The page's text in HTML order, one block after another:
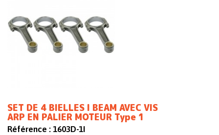
SET DE 4 BIELLES I BEAM AVEC VIS
ARP EN PALIER MOTEUR Type 1
Référence : 1603D-1I